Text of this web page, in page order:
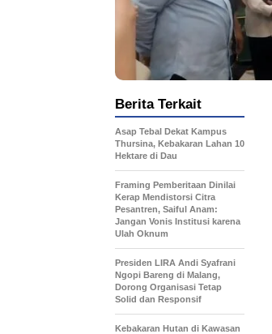
Berita Terkait
Asap Tebal Dekat Kampus
Thursina, Kebakaran Lahan 10
Hektare di Dau
Framing Pemberitaan Dinilai
Kerap Mendistorsi Citra
Pesantren, Saiful Anam:
Jangan Vonis Institusi karena
Ulah Oknum
Presiden LIRA Andi Syafrani
Ngopi Bareng di Malang,
Dorong Organisasi Tetap
Solid dan Responsif
Kebakaran Hutan di Kawasan